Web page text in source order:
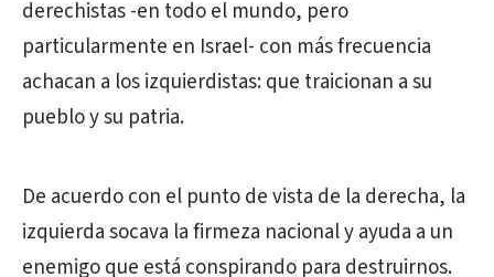
derechistas -en todo el mundo, pero
particularmente en Israel- con más frecuencia
achacan a los izquierdistas: que traicionan a su
pueblo y su patria.
De acuerdo con el punto de vista de la derecha, la
izquierda socava la firmeza nacional y ayuda a un
enemigo que está conspirando para destruirnos.